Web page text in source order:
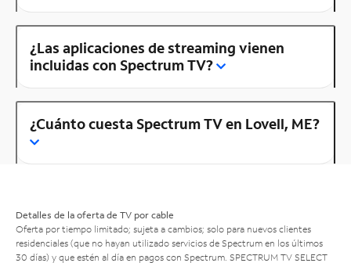
¿Las aplicaciones de streaming vienen
incluidas con Spectrum TV?
¿Cuánto cuesta Spectrum TV en Lovell, ME?
Detalles de la oferta de TV por cable
Oferta por tiempo limitado; sujeta a cambios; solo para nuevos clientes
residenciales (que no hayan utilizado servicios de Spectrum en los últimos
30 días) y que estén al día en pagos con Spectrum. SPECTRUM TV SELECT